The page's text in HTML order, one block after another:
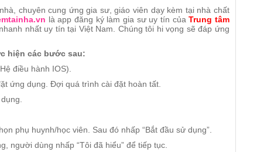
chuyên cung ứng gia sư, giáo viên dạy kèm tại nhà chất
là app đăng ký làm gia sư uy tín củaTrung tâm
nhất uy tín tại Việt Nam. Chúng tôi hi vọng sẽ đáp ứng
hiện các bước sau:
điều hành IOS).
ứng dụng. Đợi quá trình cài đặt hoàn tất.
phụ huynh/học viên. Sau đó nhấp “Bắt đầu sử dụng”.
người dùng nhấp “Tôi đã hiểu” để tiếp tục.